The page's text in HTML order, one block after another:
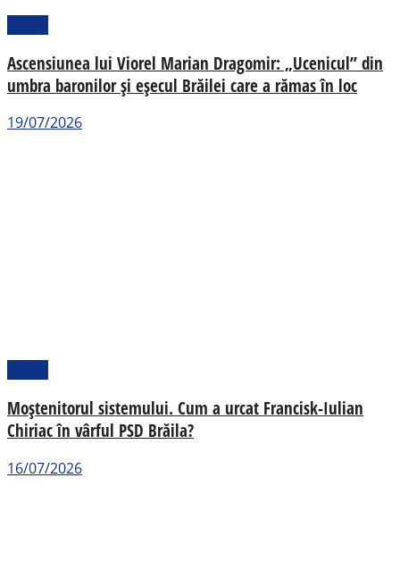
Ascensiunea lui Viorel Marian Dragomir: „Ucenicul” din
umbra baronilor și eșecul Brăilei care a rămas în loc
19/07/2026
Moștenitorul sistemului. Cum a urcat Francisk-Iulian
Chiriac în vârful PSD Brăila?
16/07/2026